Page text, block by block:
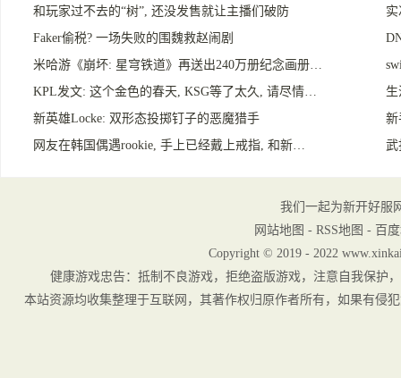
和玩家过不去的“树”, 还没发售就让主播们破防
Faker偷税? 一场失败的围魏救赵闹剧
米哈游《崩坏: 星穹铁道》再送出240万册纪念画册…
KPL发文: 这个金色的春天, KSG等了太久, 请尽情…
新英雄Locke: 双形态投掷钉子的恶魔猎手
新
网友在韩国偶遇rookie, 手上已经戴上戒指, 和新…
武
我们一起为新开好服
网站地图 - RSS地图 - 百
Copyright © 2019 - 2022
健康游戏忠告：抵制不良游戏，拒绝盗版游戏，注意自我保护
本站资源均收集整理于互联网，其著作权归原作者所有，如果有侵